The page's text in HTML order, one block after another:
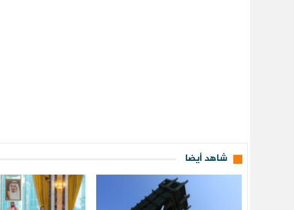
شاهد أيضا